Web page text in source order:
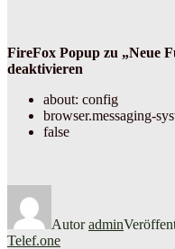
FireFox Popup zu „Neue
deaktivieren
about: config
browser.messaging-
false
Autoradmin
Telef.one